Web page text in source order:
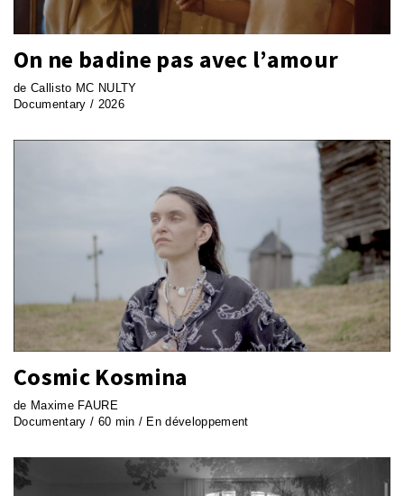
On ne badine pas avec l’amour
de Callisto MC NULTY
Documentary / 2026
Cosmic Kosmina
de Maxime FAURE
Documentary / 60 min / En développement